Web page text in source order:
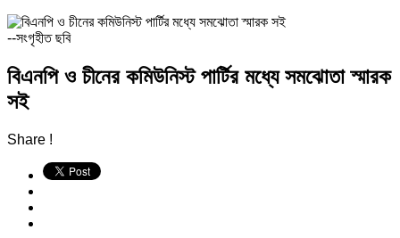
--সংগৃহীত ছবি
বিএনপি ও চীনের কমিউনিস্ট পার্টির মধ্যে সমঝোতা স্মারক
সই
Share !